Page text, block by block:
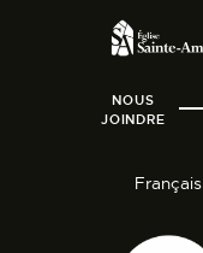
NOUS
JOINDRE
Français